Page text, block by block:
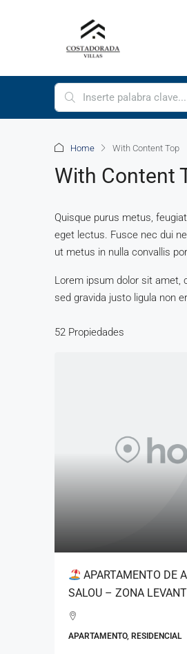
Home With Content Top
With Content
Quisque purus metus,
eget lectus. Fusce nec dui
ut metus in nulla convallis
Lorem ipsum dolor sit amet,
sed gravida justo ligula non
52 Propiedades
APARTAMENTO DE
SALOU – ZONA
APARTAMENTO, RESIDENCIAL